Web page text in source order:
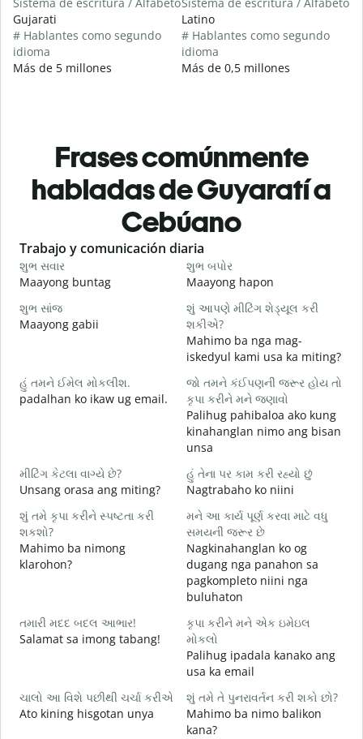
Gujarati
# Hablantes como segundo
idioma
Más de 5 millones
Latino
# Hablantes como segundo
idioma
Más de 0,5 millones
Frases comúnmente
habladas de Guyaratí a
Cebúano
Slide 1 of 6
Trabajo y comunicación diaria
શુભ સવાર
Maayong buntag
શુભ બપોર
Maayong hapon
શુભ સાંજ
Maayong gabii
શું આપણે મીટિંગ શેડ્યૂલ કરી
શકીએ?
Mahimo ba nga mag-
iskedyul kami usa ka miting?
હું તમને ઈમેલ મોકલીશ.
padalhan ko ikaw ug email.
જો તમને કંઈપણની જરૂર હોય તો
કૃપા કરીને મને જણાવો
Palihug pahibaloa ako kung
kinahanglan nimo ang bisan
unsa
મીટિંગ કેટલા વાગ્યે છે?
Unsang orasa ang miting?
હું તેના પર કામ કરી રહ્યો છું
Nagtrabaho ko niini
શું તમે કૃપા કરીને સ્પષ્ટતા કરી
શકશો?
Mahimo ba nimong
klarohon?
મને આ કાર્ય પૂર્ણ કરવા માટે વધુ
સમયની જરૂર છે
Nagkinahanglan ko og
dugang nga panahon sa
pagkompleto niini nga
buluhaton
તમારી મદદ બદલ આભાર!
Salamat sa imong tabang!
કૃપા કરીને મને એક ઇમેઇલ
મોકલો
Palihug ipadala kanako ang
usa ka email
ચાલો આ વિશે પછીથી ચર્ચા કરીએ
Ato kining hisgotan unya
શું તમે તે પુનરાવર્તન કરી શકો છો?
Mahimo ba nimo balikon
kana?